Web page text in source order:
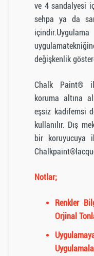
ve 4 sandalyesi
sehpa ya da
değişkenlik
Chalk Paint®
koruma altına
eşsiz kadifemsi
kullanılır. Dış
bir koruyucuya
Notlar;
Renkler
Orjinal